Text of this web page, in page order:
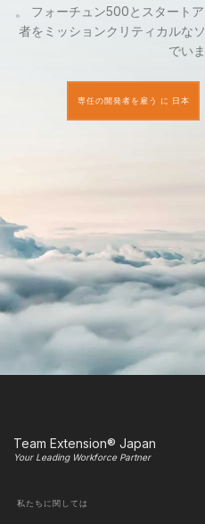
。 フォーチュン500とスタート
者をミッションクリティカルな
でいま
専任の開発者を雇う に 日本
Team Extension® Japan
Your Leading Workforce Partner
私たちに関しては